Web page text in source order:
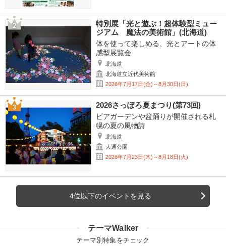
特別展「光と遊ぶ！超体験型ミュー
ジアム 魔法の美術館」(北海道)
体を使って楽しめる、光とアートの体
感型展覧会
北海道
北海道立近代美術館
2026年7月17日(金)～8月30日(日)
2026さっぽろ夏まつり(第73回)
ビアガーデンや盆踊りが開催される札
幌の夏の風物詩
北海道
大通公園
2026年7月23日(木)～8月18日(火)
4位以下のイベントを見る
テーマWalker
テーマ別特集をチェック